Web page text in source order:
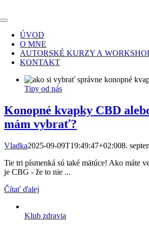
to
Toggle
Navigation
ÚVOD
O MNE
AUTORSKÉ KURZY A
KONTAKT
Tipy od nás
Konopné kvapky CBD
mám vybrať?
Vladka2025-09-09T19:49:47+02:008.
Tie tri písmenká sú také mätúce! Ako máte
je CBG - že to nie ...
Čítať ďalej
Klub zdravia